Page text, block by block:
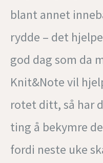
blant annet
rydde – det
god dag som da
Knit&Note vil
rotet ditt, så har
ting å bekymre
fordi neste uke